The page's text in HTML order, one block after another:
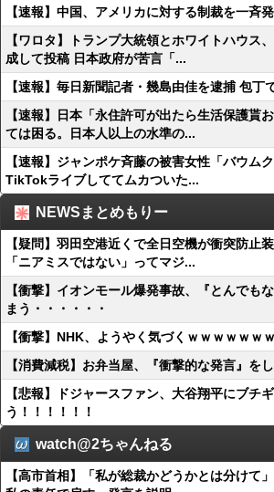
【速報】中国、アメリカに対する制裁を一斉
【ワロタ】トランプ大統領とホワイトハウス
成して投稿 日本政府が苦言「...
【速報】毎日新聞記者・幾島由佳を逮捕 包丁
【速報】日本「永住許可が出たら生活保護貰
ては困る。日本人以上の水準の...
【速報】ジャンポケ斉藤の被害女性「バウム
TikTokライブしててムカついた...
NEWSまとめもりー
【疑問】羽田空港近くで全日空機が衝突防止
「ニアミスではない」ってマジ...
【衝撃】イオンモール爆発事故、『とんでも
まう・・・・・・
【衝撃】NHK、ようやく気づくｗｗｗｗｗｗ
【消費減税】お弁当屋、『衝撃的な発言』を
【悲報】ドジャースファン、大谷翔平にブチ
う！！！！！！
watch@2ちゃんねる
【高市首相】「私が総裁かどうかとは分け